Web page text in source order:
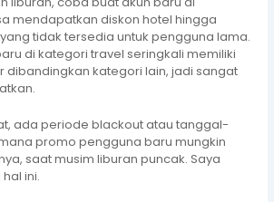
mendapatkan diskon hotel hingga
tidak tersedia untuk pengguna lama.
di kategori travel seringkali memiliki
dibandingkan kategori lain, jadi sangat
ada periode blackout atau tanggal-
promo pengguna baru mungkin
saat musim liburan puncak. Saya
ini.